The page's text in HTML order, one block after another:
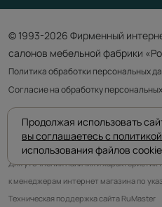
© 1993-2026 Фирменный
салонов мебельной фабрики
Политика обработки персональных
Согласие на обработку
Приведенная на сайте информация не
и носит информационно
Для уточнения наличия и
к менеджерам интернет магазина по
Техническая поддержка сайта RuMaster
Продолжая использовать
вы соглашаетесь с политикой
использования файлов